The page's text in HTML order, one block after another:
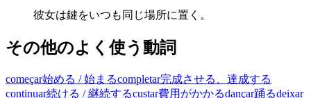
彼女は鍵をいつも同じ場所に置く。
その他のよく使う動詞
começar始める / 始まるcompletar完成させる、達成する
continuar続ける / 継続するcustar費用がかかるdançar踊るdeixar